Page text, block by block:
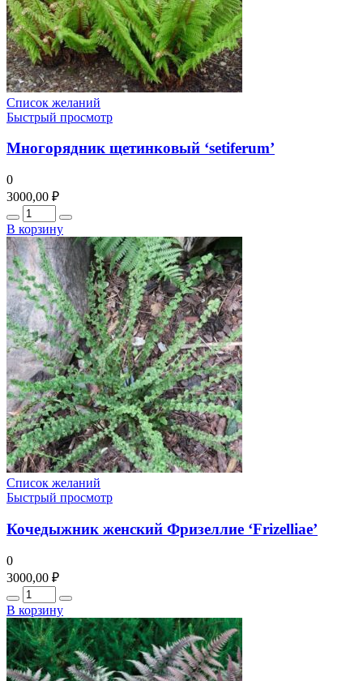
Список желаний
Быстрый просмотр
Многорядник щетинковый ‘setiferum’
0
3000,00 ₽
Количество
В корзину
Список желаний
Быстрый просмотр
Кочедыжник женский Фризеллие ‘Frizelliae’
0
3000,00 ₽
Количество
В корзину